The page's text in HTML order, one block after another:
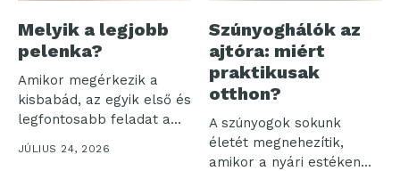
Melyik a legjobb
pelenka?
Amikor megérkezik a
kisbabád, az egyik első és
legfontosabb feladat a
megfelelő...
JÚLIUS 24, 2026
Szúnyoghálók az
ajtóra: miért
praktikusak
otthon?
A szúnyogok sokunk
életét megnehezítik,
amikor a nyári estéken